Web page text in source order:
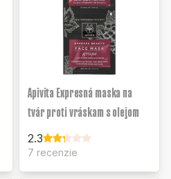
Apivita Expresná maska na
tvár proti vráskam s olejom
2.3
7 recenzie